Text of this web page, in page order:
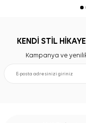
KENDİ STİL
Kampanya ve